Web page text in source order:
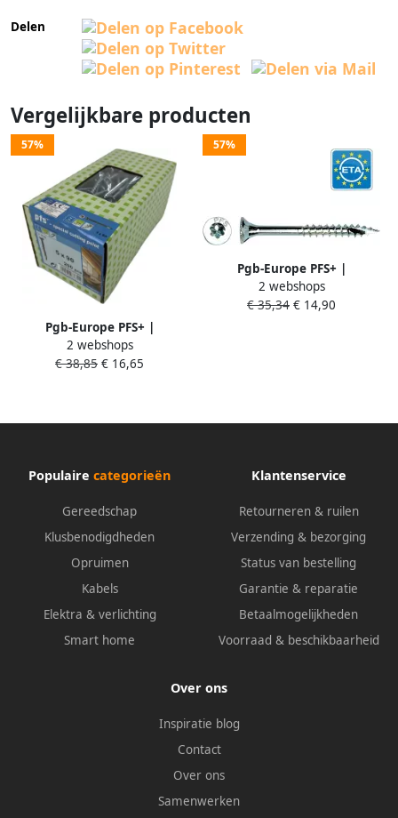
Delen
Vergelijkbare producten
57%
Pgb-Europe PFS+ |
Spaanplaatschroef PFS+ VZK-
T Ø 5 0x90 Zn | 200 st
2 webshops
€ 38,85 € 16,65
57%
Pgb-Europe PFS+ |
Spaanplaatschroef PFS+ VZK-
T Ø 5 0x80 Zn | 200 st
2 webshops
€ 35,34 € 14,90
Populaire categorieën
Gereedschap
Klusbenodigdheden
Opruimen
Kabels
Elektra & verlichting
Smart home
Klantenservice
Retourneren & ruilen
Verzending & bezorging
Status van bestelling
Garantie & reparatie
Betaalmogelijkheden
Voorraad & beschikbaarheid
Over ons
Inspiratie blog
Contact
Over ons
Samenwerken